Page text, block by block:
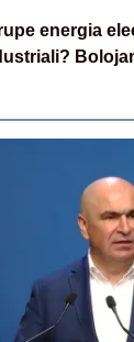
energia